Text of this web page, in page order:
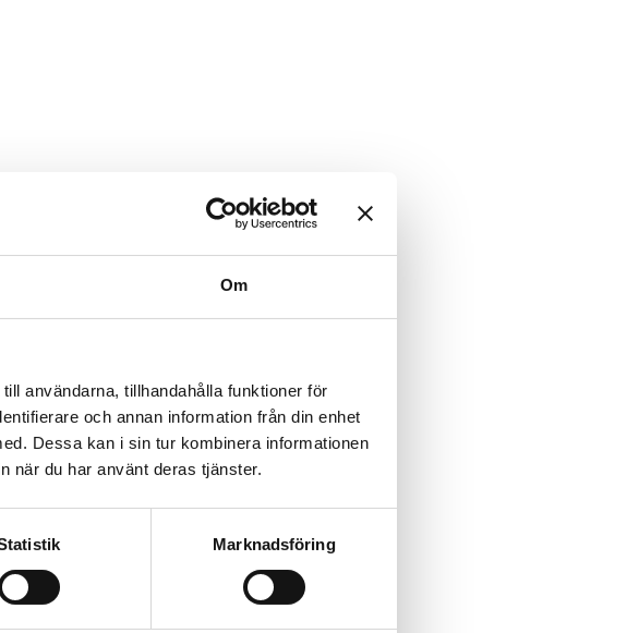
Om
användarna, tillhandahålla funktioner för
och annan information från din enhet
Dessa kan i sin tur kombinera informationen
när du har använt deras tjänster.
Marknadsföring